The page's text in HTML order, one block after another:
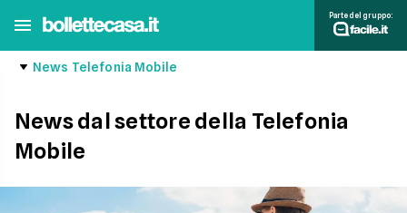
Parte del gruppo:
News Telefonia Mobile
News dal settore della Telefonia
Mobile